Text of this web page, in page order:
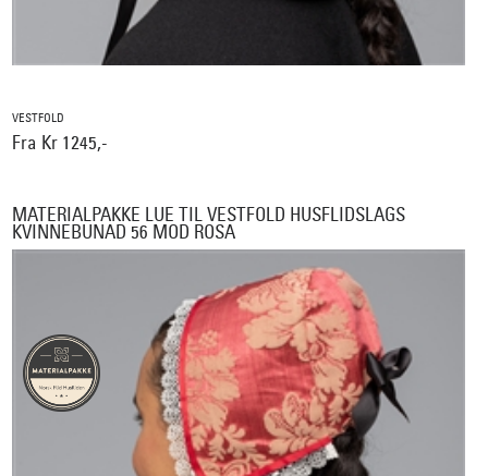
VESTFOLD
Fra Kr 1245,-
MATERIALPAKKE LUE TIL VESTFOLD HUSFLIDSLAGS
KVINNEBUNAD 56 MOD ROSA